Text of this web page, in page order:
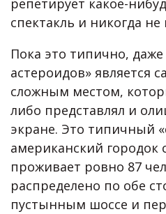
репетирует какое-
спектакль и никогда не
Пока это типично,
астероидов» является
сложным местом,
либо представлял и
экране. Это типичный
американский городок
проживает ровно 87
распределено по обе
пустынным шоссе и